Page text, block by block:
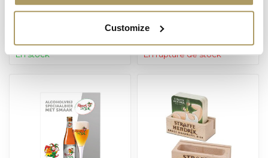
Customize
SPORTZOT
Sportzot tapis de
€9,50
En stock
STRAFFE HENDRIK
Straffe Hendrik tapis
de comptoir
€9,50
En rupture de stock